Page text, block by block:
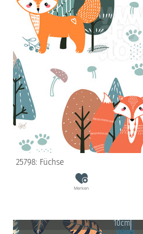
25798: Füchse
Merken
10cm